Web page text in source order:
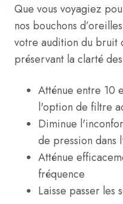
Que vous voyagiez
nos bouchons
votre audition du bruit
préservant la clarté
Atténue entre 10
l'option de filtre
Diminue
de pression dans
Atténue
fréquence
Laisse passer les